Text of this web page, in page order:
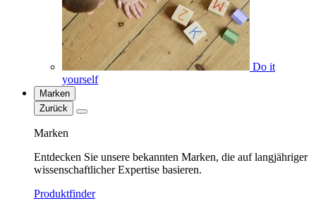
Do it
yourself
Marken
Zurück
Marken
Entdecken Sie unsere bekannten Marken, die auf langjähriger
wissenschaftlicher Expertise basieren.
Produktfinder